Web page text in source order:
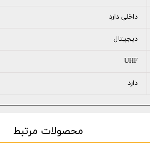
داخلی دارد
دیجیتال
UHF
دارد
محصولات مرتبط